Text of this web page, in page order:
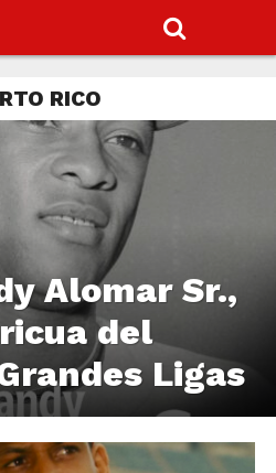
RICO
Alomar Sr.,
del
Ligas